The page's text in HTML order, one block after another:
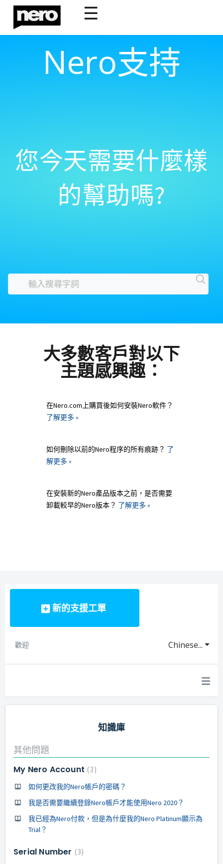
☰
Nero支持
您今天需要什麼樣
的幫助嗎?
大多數客戶對以下
主題感興趣：
在Nero.com上購買後如何安裝Nero軟件？
了解更多 »
如何刪除以前的Nero程序的所有痕跡？ 了
解更多 »
在安裝新的Nero產品版本之前，是否需要
卸載較早的Nero版本？ 了解更多 »
新的支援工單
Chinese...
歡迎
知識庫
其他問題
My Nero Account 3
如何更改我的Nero帳戶的密碼？
我是否需要繼續登錄Nero帳戶才能使用Nero 2020？
我已經為Nero付款，但是為什麼我的Nero Platinum顯示為
Trial？
Serial Number 3